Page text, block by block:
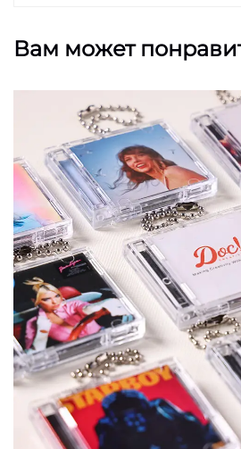
Вам может